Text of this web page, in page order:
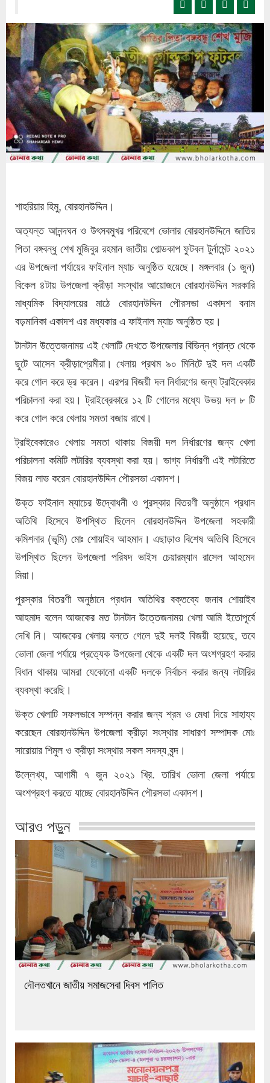
শাহরিয়ার হিমু, বোরহানউদ্দিন।
অত্যন্ত আনন্দঘন ও উৎসবমুখর পরিবেশে ভোলার বোরহানউদ্দিনে জাতির
পিতা বঙ্গবন্ধু শেখ মুজিবুর রহমান জাতীয় গোল্ডকাপ ফুটবল টুর্নামেন্ট ২০২১
এর উপজেলা পর্যায়ের ফাইনাল ম্যাচ অনুষ্ঠিত হয়েছে। মঙ্গলবার (১ জুন)
বিকেল ৪টায় উপজেলা ক্রীড়া সংস্থার আয়োজনে বোরহানউদ্দিন সরকারি
মাধ্যমিক বিদ্যালয়ের মাঠে বোরহানউদ্দিন পৌরসভা একাদশ বনাম
বড়মানিকা একাদশ এর মধ্যকার এ ফাইনাল ম্যাচ অনুষ্ঠিত হয়।
টানটান উত্তেজনাময় এই খেলাটি দেখতে উপজেলার বিভিন্ন প্রান্ত থেকে
ছুটে আসেন ক্রীড়াপ্রেমীরা। খেলায় প্রথম ৯০ মিনিটে দুই দল একটি
করে গোল করে ড্র করেন। এরপর বিজয়ী দল নির্ধারণের জন্য ট্রাইবেকার
পরিচালনা করা হয়। ট্রাইব্রেকারে ১২ টি গোলের মধ্যে উভয় দল ৮ টি
করে গোল করে খেলায় সমতা বজায় রাখে।
ট্রাইবেকারেও খেলায় সমতা থাকায় বিজয়ী দল নির্ধারণের জন্য খেলা
পরিচালনা কমিটি লটারির ব্যবস্থা করা হয়। ভাগ্য নির্ধারণী এই লটারিতে
বিজয় লাভ করেন বোরহানউদ্দিন পৌরসভা একাদশ।
উক্ত ফাইনাল ম্যাচের উদ্বোধনী ও পুরস্কার বিতরণী অনুষ্ঠানে প্রধান
অতিথি হিসেবে উপস্থিত ছিলেন বোরহানউদ্দিন উপজেলা সহকারী
কমিশনার (ভূমি) মোঃ শোয়াইব আহমাদ। এছাড়াও বিশেষ অতিথি হিসেবে
উপস্থিত ছিলেন উপজেলা পরিষদ ভাইস চেয়ারম্যান রাসেল আহমেদ
মিয়া।
পুরস্কার বিতরণী অনুষ্ঠানে প্রধান অতিথির বক্তব্যে জনাব শোয়াইব
আহমাদ বলেন আজকের মত টানটান উত্তেজনাময় খেলা আমি ইতোপূর্বে
দেখি নি। আজকের খেলায় বলতে গেলে দুই দলই বিজয়ী হয়েছে, তবে
ভোলা জেলা পর্যায়ে প্রত্যেক উপজেলা থেকে একটি দল অংশগ্রহণ করার
বিধান থাকায় আমরা যেকোনো একটি দলকে নির্বাচন করার জন্য লটারির
ব্যবস্থা করেছি।
উক্ত খেলাটি সফলভাবে সম্পন্ন করার জন্য শ্রম ও মেধা দিয়ে সাহায্য
করেছেন বোরহানউদ্দিন উপজেলা ক্রীড়া সংস্থার সাধারণ সম্পাদক মোঃ
সারোয়ার শিমুল ও ক্রীড়া সংস্থার সকল সদস্য বৃন্দ।
উল্লেখ্য, আগামী ৭ জুন ২০২১ খ্রি. তারিখ ভোলা জেলা পর্যায়ে
অংশগ্রহণ করতে যাচ্ছে বোরহানউদ্দিন পৌরসভা একাদশ।
আরও পড়ুন
দৌলতখানে জাতীয় সমাজসেবা দিবস পালিত